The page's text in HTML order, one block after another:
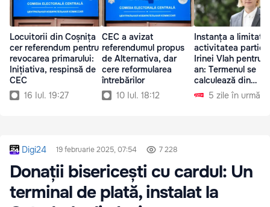
Locuitorii din Coșnița
cer referendum pentru
revocarea primarului:
Inițiativa, respinsă de
CEC
16 Iul. 19:27
CEC a avizat
referendumul propus
de Alternativa, dar
cere reformularea
întrebărilor
10 Iul. 18:12
Instanța a limitat
activitatea
Irinei Vlah pentru
an: Termenul se
calculează din
septembrie 2025
5 zile în urmă
Digi24 19 februarie 2025, 07:54 7 228
Donații bisericești cu cardul: Un
terminal de plată, instalat la